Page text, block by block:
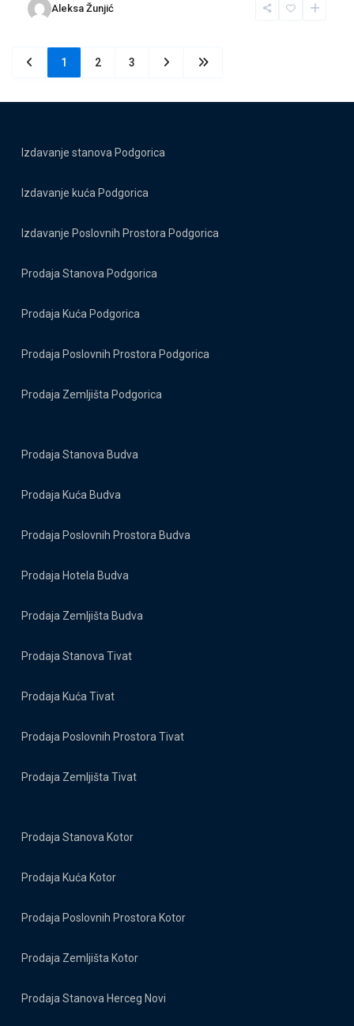
Aleksa Žunjić
1 2 3
Izdavanje stanova Podgorica
Izdavanje kuća Podgorica
Izdavanje Poslovnih Prostora Podgorica
Prodaja Stanova Podgorica
Prodaja Kuća Podgorica
Prodaja Poslovnih Prostora Podgorica
Prodaja Zemljišta Podgorica
Prodaja Stanova Budva
Prodaja Kuća Budva
Prodaja Poslovnih Prostora Budva
Prodaja Hotela Budva
Prodaja Zemljišta Budva
Prodaja Stanova Tivat
Prodaja Kuća Tivat
Prodaja Poslovnih Prostora Tivat
Prodaja Zemljišta Tivat
Prodaja Stanova Kotor
Prodaja Kuća Kotor
Prodaja Poslovnih Prostora Kotor
Prodaja Zemljišta Kotor
Prodaja Stanova Herceg Novi